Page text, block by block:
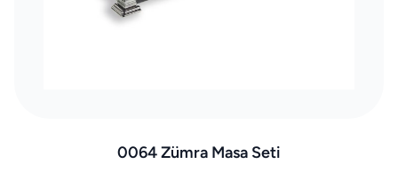
0064 Zümra Masa Seti